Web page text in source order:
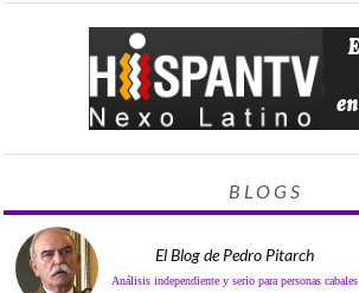
BLOGS
El Blog de Pedro Pitarch
Análisis independiente y serio para personas cabales